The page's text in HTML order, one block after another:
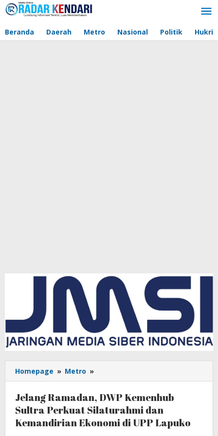
Lewati
ke
Beranda Daerah Metro Nasional Politik
Homepage » Metro »
Ramadan,
Kemenhub
Sultra
Perkuat
Jelang Ramadan, DWP Kemenhub
Sultra Perkuat Silaturahmi dan
Kemandirian Ekonomi di UPP Lapuko